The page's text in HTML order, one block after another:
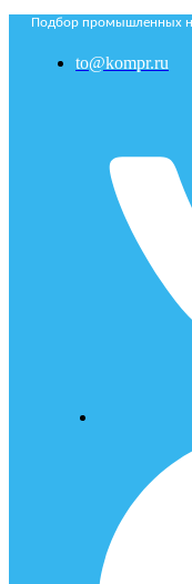
Подбор промышленных
to@kompr.ru